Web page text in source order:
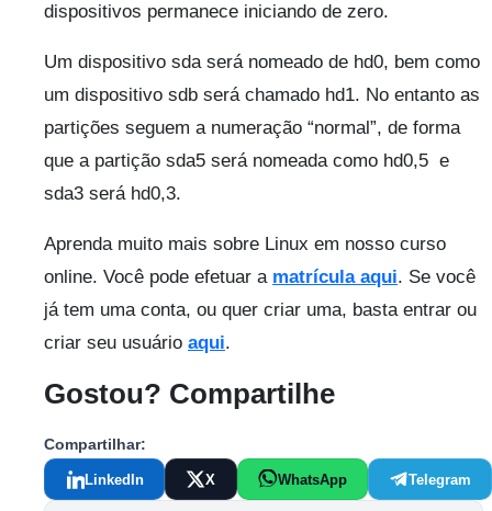
dispositivos permanece iniciando de zero.
Um dispositivo sda será nomeado de hd0, bem como
um dispositivo sdb será chamado hd1. No entanto as
partições seguem a numeração “normal”, de forma
que a partição sda5 será nomeada como hd0,5 e
sda3 será hd0,3.
Aprenda muito mais sobre Linux em nosso curso
online. Você pode efetuar a matrícula aqui. Se você
já tem uma conta, ou quer criar uma, basta entrar ou
criar seu usuário aqui.
Gostou? Compartilhe
Compartilhar:
LinkedIn X WhatsApp Telegram